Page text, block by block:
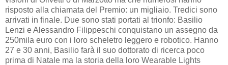
risposto alla chiamata del Premio: un migliaio. Tredici sono
arrivati in finale. Due sono stati portati al trionfo: Basilio
Lenzi e Alessandro Filippeschi conquistano un assegno da
250mila euro con i loro scheletro leggero e robotico. Hanno
27 e 30 anni, Basilio farà il suo dottorato di ricerca poco
prima di Natale ma la storia della loro Wearable Lights